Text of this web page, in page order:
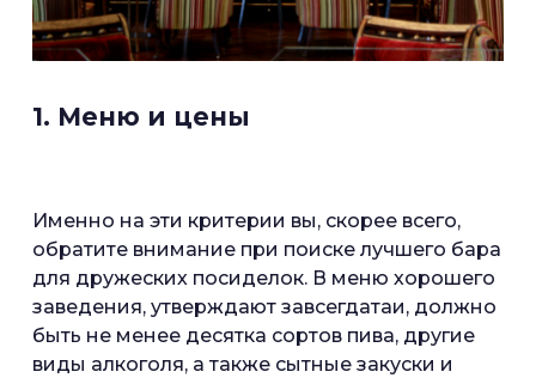
1. Меню и цены
Именно на эти критерии вы, скорее всего,
обратите внимание при поиске лучшего бара
для дружеских посиделок. В меню хорошего
заведения, утверждают завсегдатаи, должно
быть не менее десятка сортов пива, другие
виды алкоголя, а также сытные закуски и